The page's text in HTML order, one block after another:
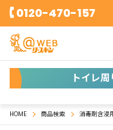
0120-470-157
トイレ
HOME 商品検索 消毒剤含浸